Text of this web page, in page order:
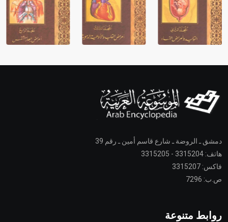
دمشق ـ الروضة ـ شارع قاسم أمين ـ رقم 39
هاتف: 3315204 - 3315205
فاكس: 3315207
ص.ب: 7296
روابط متنوعة